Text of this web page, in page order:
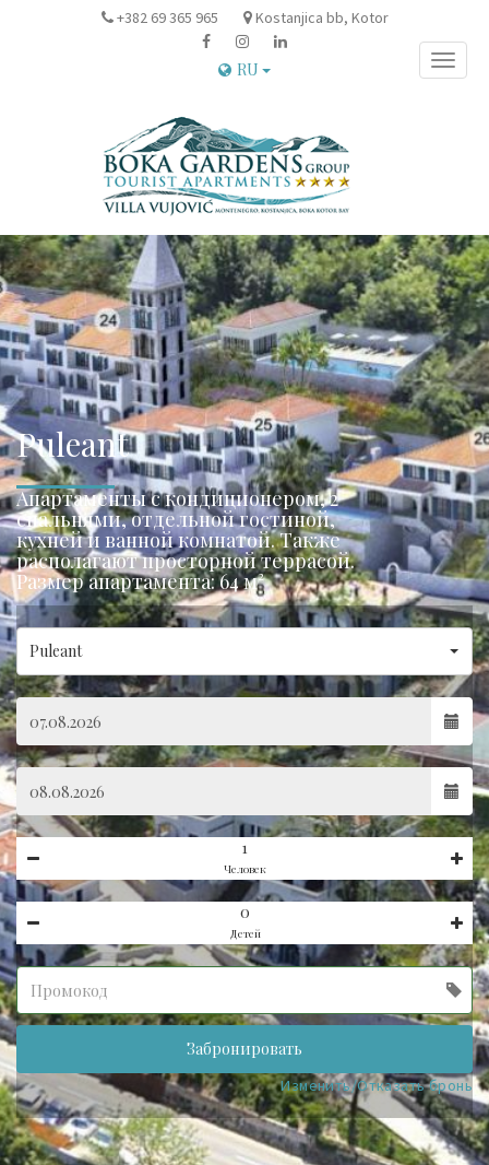
+382 69 365 965 Kostanjica bb, Kotor
RU
Toggle
Puleant
Апартаменты с кондиционером, 2
спальнями, отдельной гостиной,
кухней и ванной комнатой. Также
располагают просторной террасой.
Размер апартаментa: 64 м²
Puleant
Человек
Детей
Hidden
label
(success)
Забронировать
Изменить/Отказать бронь